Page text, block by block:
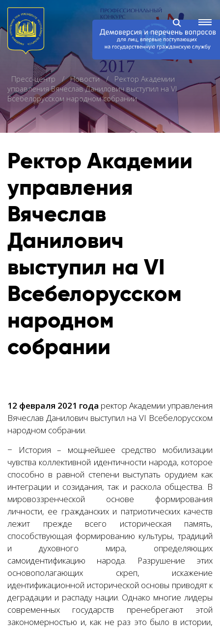
Пресс-центр Новости
Ректор Академии
управления Вячеслав Данилович выступил на VI
Всебелорусском народном собрании
Ректор Академии
управления
Вячеслав
Данилович
выступил на VI
Всебелорусском
народном
собрании
12 февраля 2021 года ректор Академии управления
Вячеслав Данилович выступил на VI Всебелорусском
народном собрании.
− История – мощнейшее средство мобилизации
чувства коллективной идентичности народа, которое
способно в равной степени выступать орудием как
интеграции и созидания, так и раскола общества. В
мировоззренческой основе формирования
личности, ее гражданских и патриотических качеств
лежит прежде всего историческая память,
способствующая формированию культуры, традиций
и духовного мира, определяющих
самоидентификацию народа. Разрушение этих
основополагающих скреп, искажение
идентификационной исторической основы приводят к
деградации и распаду нации. Однако многие лидеры
современных государств пренебрегают этой
закономерностью и, как не раз это было в истории,